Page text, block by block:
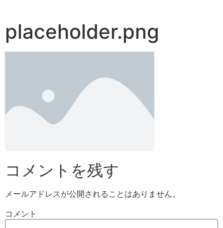
placeholder.png
コメントを残す
メールアドレスが公開されることはありません。
コメント